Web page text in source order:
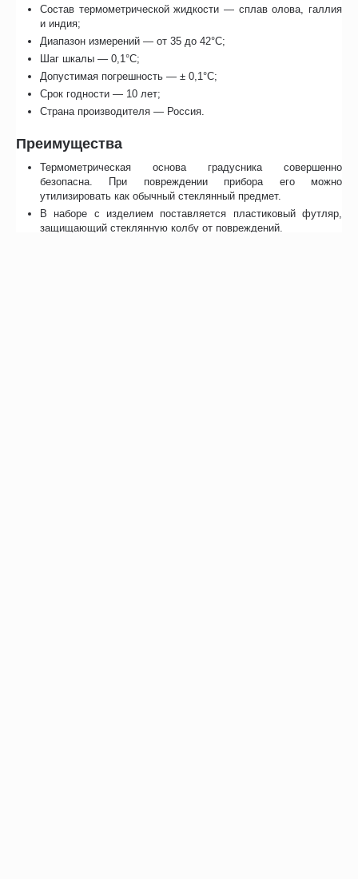
Состав термометрической жидкости — сплав олова, галлия
и индия;
Диапазон измерений — от 35 до 42°С;
Шаг шкалы — 0,1°С;
Допустимая погрешность — ± 0,1°С;
Срок годности — 10 лет;
Страна производителя — Россия.
Преимущества
Термометрическая основа градусника совершенно
безопасна. При повреждении прибора его можно
утилизировать как обычный стеклянный предмет.
В наборе с изделием поставляется пластиковый футляр,
защищающий стеклянную колбу от повреждений.